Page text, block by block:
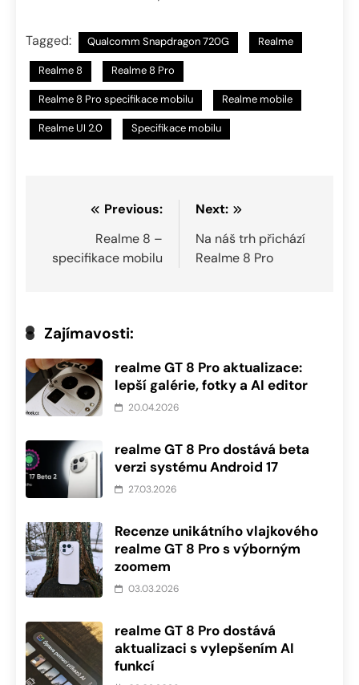
Tagged: Qualcomm Snapdragon 720G Realme
Realme 8 Realme 8 Pro
Realme 8 Pro specifikace mobilu Realme mobile
Realme UI 2.0 Specifikace mobilu
Navigace
příspěvek
Previous:
Realme 8 –
specifikace mobilu
Next:
Na náš trh přichází
Realme 8 Pro
Zajímavosti:
realme GT 8 Pro aktualizace:
lepší galérie, fotky a AI editor
20.04.2026
realme GT 8 Pro dostává beta
verzi systému Android 17
27.03.2026
Recenze unikátního vlajkového
realme GT 8 Pro s výborným
zoomem
03.03.2026
realme GT 8 Pro dostává
aktualizaci s vylepšením AI
funkcí